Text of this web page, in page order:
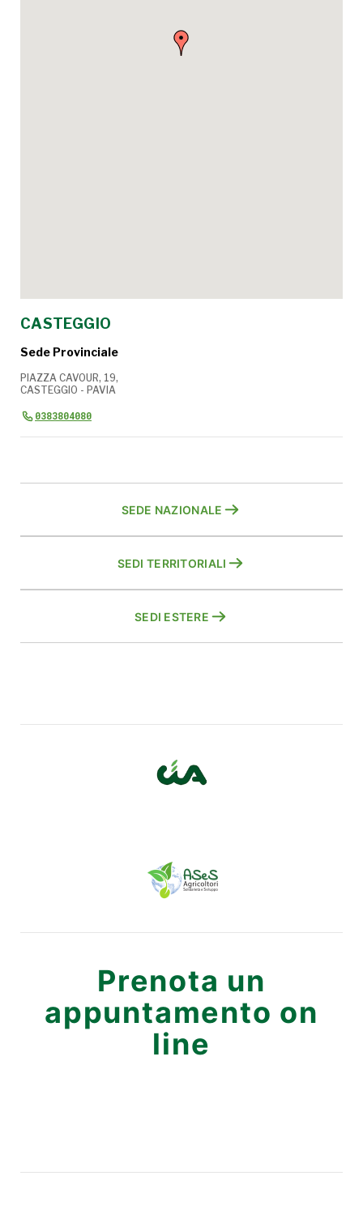
CASTEGGIO
Sede Provinciale
PIAZZA CAVOUR, 19,
CASTEGGIO - PAVIA
0383804080
SEDE NAZIONALE
SEDI TERRITORIALI
SEDI ESTERE
Prenota un
appuntamento on
line